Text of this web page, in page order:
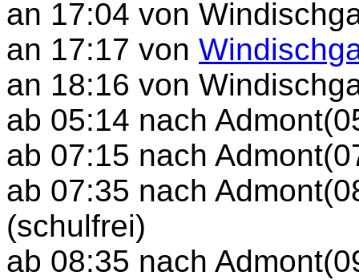
an 17:04 von
an 17:17 von
an 18:16 von
ab 05:14 nach
ab 07:15 nach
ab 07:35 nach
(schulfrei)
ab 08:35 nach